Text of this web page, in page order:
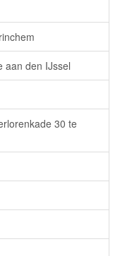
aan den IJssel
30 te